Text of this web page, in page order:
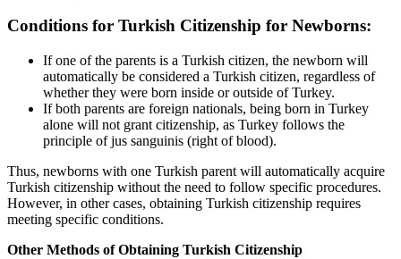
Conditions for Turkish Citizenship for Newborns:
If one of the parents is a Turkish citizen, the newborn will
automatically be considered a Turkish citizen, regardless of
whether they were born inside or outside of Turkey.
If both parents are foreign nationals, being born in Turkey
alone will not grant citizenship, as Turkey follows the
principle of jus sanguinis (right of blood).
Thus, newborns with one Turkish parent will automatically acquire
Turkish citizenship without the need to follow specific procedures.
However, in other cases, obtaining Turkish citizenship requires
meeting specific conditions.
Other Methods of Obtaining Turkish Citizenship